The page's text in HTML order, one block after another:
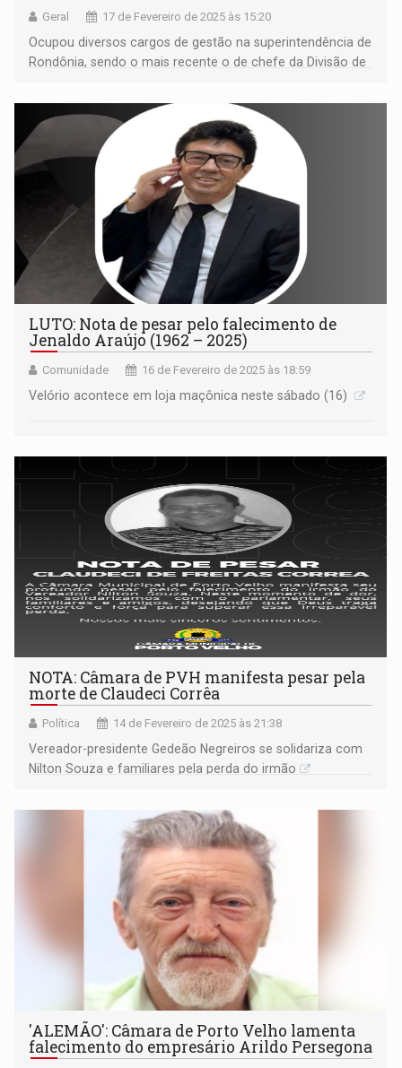
Geral 17 de Fevereiro de 2025 às 15:20
Ocupou diversos cargos de gestão na superintendência de
Rondônia, sendo o mais recente o de chefe da Divisão de
LUTO: Nota de pesar pelo falecimento de
Jenaldo Araújo (1962 – 2025)
Comunidade 16 de Fevereiro de 2025 às 18:59
Velório acontece em loja maçônica neste sábado (16)
NOTA: Câmara de PVH manifesta pesar pela
morte de Claudeci Corrêa
Política 14 de Fevereiro de 2025 às 21:38
Vereador-presidente Gedeão Negreiros se solidariza com
Nilton Souza e familiares pela perda do irmão
'ALEMÃO': Câmara de Porto Velho lamenta
falecimento do empresário Arildo Persegona